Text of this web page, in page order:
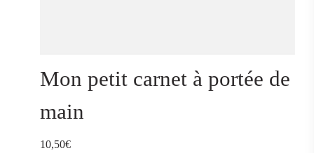
Mon petit carnet à portée de
main
10,50€